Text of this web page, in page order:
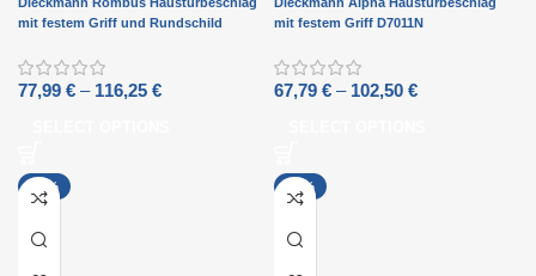
mit festem Griff und Rundschild
77,99 € – 116,25 €
mit festem Griff D7011N
67,79 € – 102,50 €
-13% -15%